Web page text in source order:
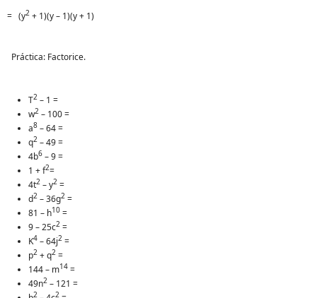
= (y2 + 1)(y – 1)(y + 1)
Práctica: Factorice.
T2 – 1 =
w2 – 100 =
a8 – 64 =
q2 – 49 =
4b6 – 9 =
1 + f2=
4t2 – y2 =
d2 – 36g2 =
81 – h10 =
9 – 25c2 =
K4 – 64j2 =
p2 + q2 =
144 – m14 =
49n2 – 121 =
2 2